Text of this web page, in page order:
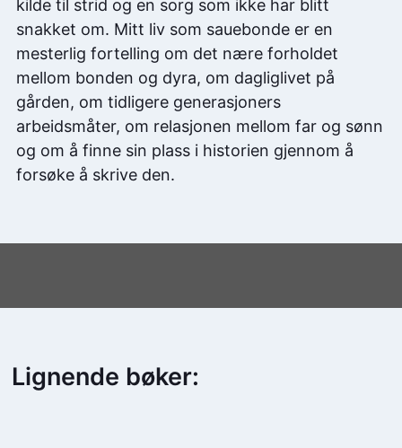
kilde til strid og en sorg som ikke har blitt
snakket om. Mitt liv som sauebonde er en
mesterlig fortelling om det nære forholdet
mellom bonden og dyra, om dagliglivet på
gården, om tidligere generasjoners
arbeidsmåter, om relasjonen mellom far og sønn
og om å finne sin plass i historien gjennom å
forsøke å skrive den.
Lignende bøker: